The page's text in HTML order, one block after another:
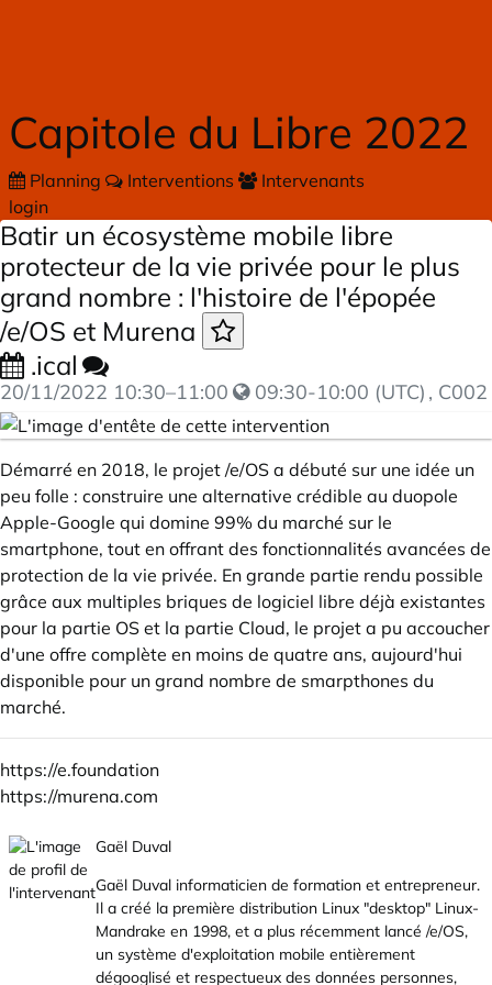
Capitole du Libre 2022
Planning Interventions
Intervenants
login
Batir un écosystème mobile libre
protecteur de la vie privée pour le plus
grand nombre : l'histoire de l'épopée
/e/OS et Murena
.ical
20/11/2022 10:30–11:00 09:30-10:00 (UTC) , C002
Démarré en 2018, le projet /e/OS a débuté sur une idée un
peu folle : construire une alternative crédible au duopole
Apple-Google qui domine 99% du marché sur le
smartphone, tout en offrant des fonctionnalités avancées de
protection de la vie privée. En grande partie rendu possible
grâce aux multiples briques de logiciel libre déjà existantes
pour la partie OS et la partie Cloud, le projet a pu accoucher
d'une offre complète en moins de quatre ans, aujourd'hui
disponible pour un grand nombre de smarpthones du
marché.
https://e.foundation
https://murena.com
Gaël Duval
Gaël Duval informaticien de formation et entrepreneur.
Il a créé la première distribution Linux "desktop" Linux-
Mandrake en 1998, et a plus récemment lancé /e/OS,
un système d'exploitation mobile entièrement
dégooglisé et respectueux des données personnes,